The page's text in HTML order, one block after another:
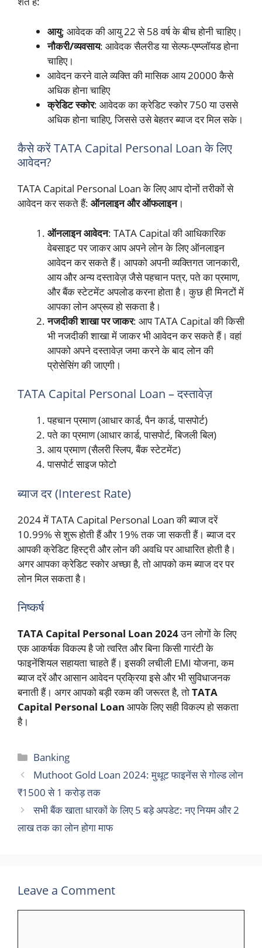
आयु: आवेदक की आयु 22 से 58 वर्ष के बीच होनी चाहिए।
नौकरी/व्यवसाय: आवेदक सैलरीड या सेल्फ-एम्प्लॉयड होना
चाहिए।
आवेदन करने वाले व्यक्ति की मासिक आय 20000 कैसे
अधिक होना चाहिए
क्रेडिट स्कोर: आवेदक का क्रेडिट स्कोर 750 या उससे
अधिक होना चाहिए, जिससे उसे बेहतर ब्याज दर मिल सके।
कैसे करें TATA Capital Personal Loan के लिए
आवेदन?
TATA Capital Personal Loan के लिए आप दोनों तरीकों से
आवेदन कर सकते हैं: ऑनलाइन और ऑफलाइन।
ऑनलाइन आवेदन: TATA Capital की आधिकारिक
वेबसाइट पर जाकर आप अपने लोन के लिए ऑनलाइन
आवेदन कर सकते हैं। आपको अपनी व्यक्तिगत जानकारी,
आय और अन्य दस्तावेज़ जैसे पहचान पत्र, पते का प्रमाण,
और बैंक स्टेटमेंट अपलोड करना होता है। कुछ ही मिनटों में
आपका लोन अप्रूव हो सकता है।
नजदीकी शाखा पर जाकर: आप TATA Capital की किसी
भी नजदीकी शाखा में जाकर भी आवेदन कर सकते हैं। वहां
आपको अपने दस्तावेज़ जमा करने के बाद लोन की
प्रोसेसिंग की जाएगी।
TATA Capital Personal Loan – दस्तावेज़
पहचान प्रमाण (आधार कार्ड, पैन कार्ड, पासपोर्ट)
पते का प्रमाण (आधार कार्ड, पासपोर्ट, बिजली बिल)
आय प्रमाण (सैलरी स्लिप, बैंक स्टेटमेंट)
पासपोर्ट साइज फोटो
ब्याज दर (Interest Rate)
2024 में TATA Capital Personal Loan की ब्याज दरें
10.99% से शुरू होती हैं और 19% तक जा सकती हैं। ब्याज दर
आपकी क्रेडिट हिस्ट्री और लोन की अवधि पर आधारित होती है।
अगर आपका क्रेडिट स्कोर अच्छा है, तो आपको कम ब्याज दर पर
लोन मिल सकता है।
निष्कर्ष
TATA Capital Personal Loan 2024उन लोगों के लिए
एक आकर्षक विकल्प है जो त्वरित और बिना किसी गारंटी के
फाइनेंशियल सहायता चाहते हैं। इसकी लचीली EMI योजना, कम
ब्याज दरें और आसान आवेदन प्रक्रिया इसे और भी सुविधाजनक
बनाती हैं। अगर आपको बड़ी रकम की जरूरत है, तोTATA
Capital Personal Loan आपके लिए सही विकल्प हो सकता
है।
Categories
Banking
Muthoot Gold Loan 2024: मुथूट फाइनेंस से गोल्ड लोन
₹1500 से 1 करोड़ तक
सभी बैंक खाता धारकों के लिए 5 बड़े अपडेट: नए नियम और 2
लाख तक का लोन होगा माफ
Leave a Comment